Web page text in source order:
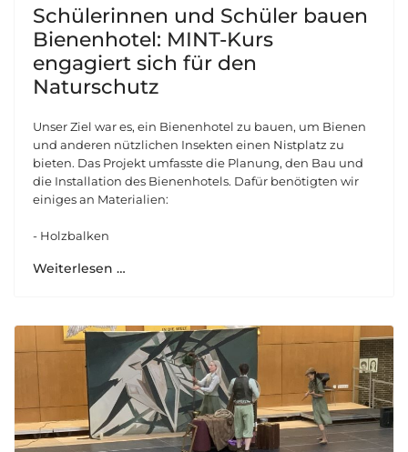
Schülerinnen und Schüler bauen
Bienenhotel: MINT-Kurs
engagiert sich für den
Naturschutz
Unser Ziel war es, ein Bienenhotel zu bauen, um Bienen
und anderen nützlichen Insekten einen Nistplatz zu
bieten. Das Projekt umfasste die Planung, den Bau und
die Installation des Bienenhotels. Dafür benötigten wir
einiges an Materialien:
- Holzbalken
Weiterlesen …